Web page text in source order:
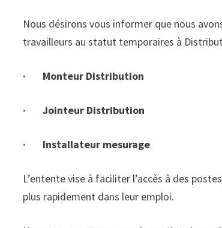
Nous désirons vous informer que nous
travailleurs au statut temporaires à
· Monteur Distribution
· Jointeur Distribution
· Installateur mesurage
L’entente vise à faciliter l’accès à des
plus rapidement dans leur emploi.